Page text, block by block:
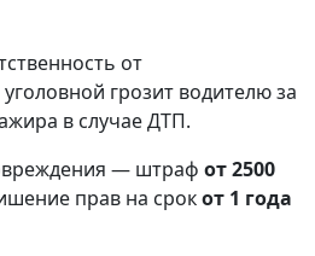
от
грозит водителю за
в случае ДТП.
— штраф от 2500
прав на срокот 1 года